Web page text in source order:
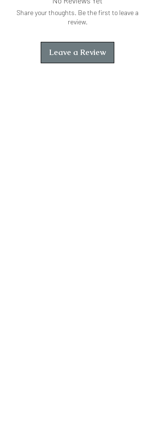
धर्म-दीक्षा में उसके केश काट दिए जाते।
Share your thoughts. Be the first to leave a
review.
Leave a Review